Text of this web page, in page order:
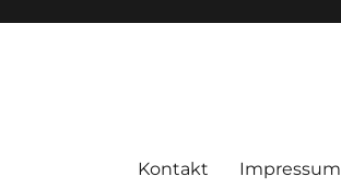
Kontakt Impressum